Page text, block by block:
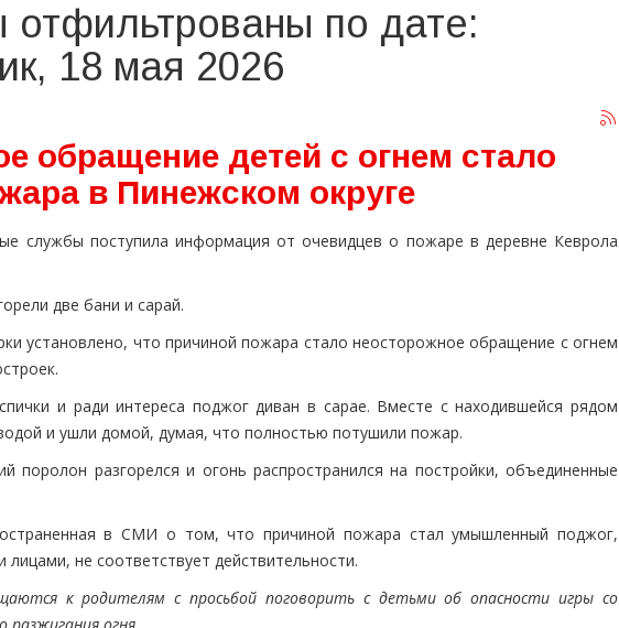
по дате:
18 мая 2026
обращение детей с огнем стало
в Пинежском округе
службы поступила информация от очевидцев о пожаре в деревне Кеврола
две бани и сарай.
установлено, что причиной пожара стало неосторожное обращение с огнем
и ради интереса поджог диван в сарае. Вместе с находившейся рядом
и ушли домой, думая, что полностью потушили пожар.
поролон разгорелся и огонь распространился на постройки, объединенные
в СМИ о том, что причиной пожара стал умышленный поджог,
не соответствует действительности.
к родителям с просьбой поговорить с детьми об опасности игры со